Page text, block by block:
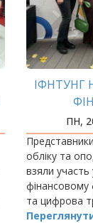
ІФНТУНГ
ПН,
обліку та
взяли
фінансовому
та цифрова
фінансового